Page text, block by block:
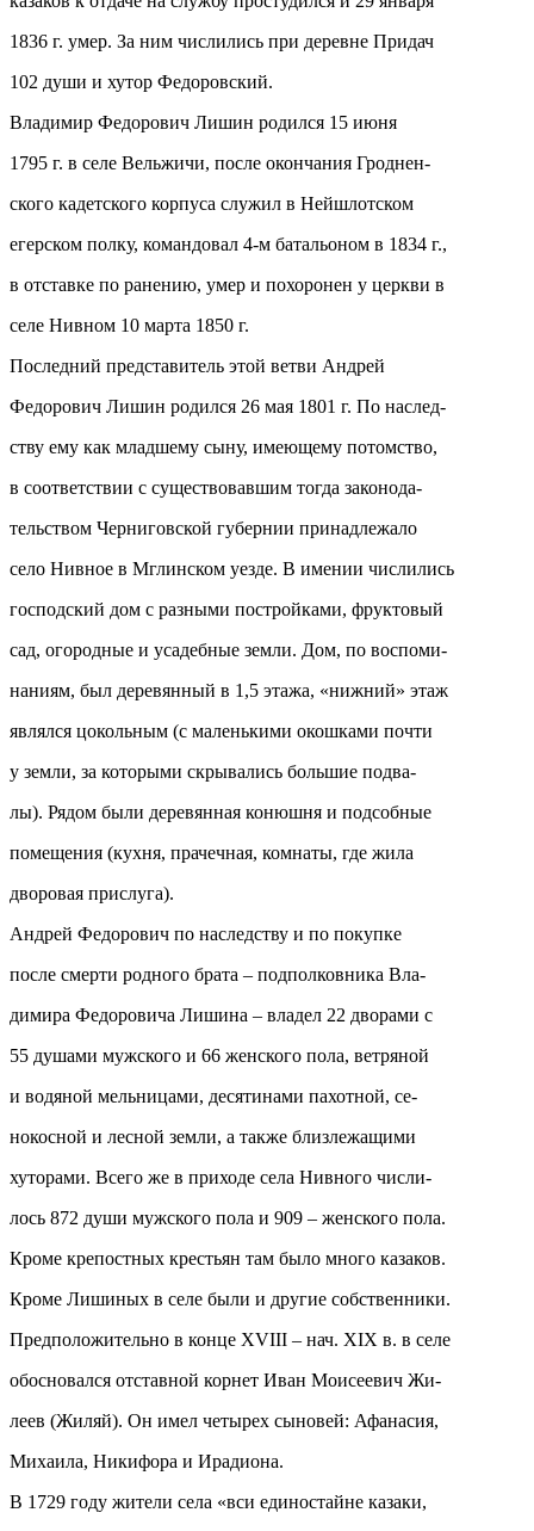
1836 г. умер. За ним числились при деревне Придач
102 души и хутор Федоровский.
Владимир Федорович Лишин родился 15 июня
1795 г. в селе Вельжичи, после окончания Гроднен-
ского кадетского корпуса служил в Нейшлотском
егерском полку, командовал 4-м батальоном в 1834 г.,
в отставке по ранению, умер и похоронен у церкви в
селе Нивном 10 марта 1850 г.
Последний представитель этой ветви Андрей
Федорович Лишин родился 26 мая 1801 г. По наслед-
ству ему как младшему сыну, имеющему потомство,
в соответствии с существовавшим тогда законода-
тельством Черниговской губернии принадлежало
село Нивное в Мглинском уезде. В имении числились
господский дом с разными постройками, фруктовый
сад, огородные и усадебные земли. Дом, по воспоми-
наниям, был деревянный в 1,5 этажа, «нижний» этаж
являлся цокольным (с маленькими окошками почти
у земли, за которыми скрывались большие подва-
лы). Рядом были деревянная конюшня и подсобные
помещения (кухня, прачечная, комнаты, где жила
дворовая прислуга).
Андрей Федорович по наследству и по покупке
после смерти родного брата – подполковника Вла-
димира Федоровича Лишина – владел 22 дворами с
55 душами мужского и 66 женского пола, ветряной
и водяной мельницами, десятинами пахотной, се-
нокосной и лесной земли, а также близлежащими
хуторами. Всего же в приходе села Нивного числи-
лось 872 души мужского пола и 909 – женского пола.
Кроме крепостных крестьян там было много казаков.
Кроме Лишиных в селе были и другие собственники.
Предположительно в конце XVIII – нач. XIX в. в селе
обосновался отставной корнет Иван Моисеевич Жи-
леев (Жиляй). Он имел четырех сыновей: Афанасия,
Михаила, Никифора и Ирадиона.
В 1729 году жители села «вси единостайне казаки,